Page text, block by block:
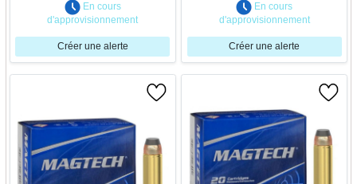
En cours
d'approvisionnement
Créer une alerte
En cours
d'approvisionnement
Créer une alerte